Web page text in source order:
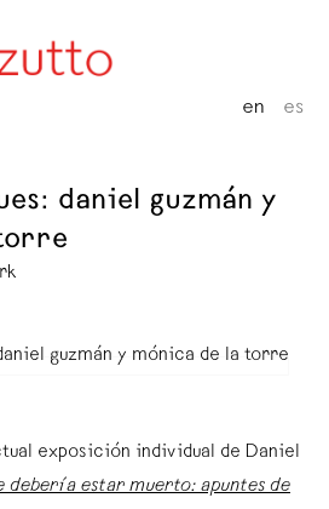
en es
daniel guzmán y
exposición individual de Daniel
debería estar muerto: apuntes de